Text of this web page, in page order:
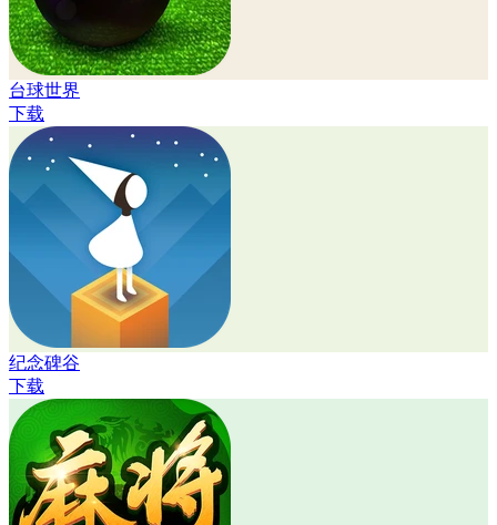
台球世界
下载
纪念碑谷
下载